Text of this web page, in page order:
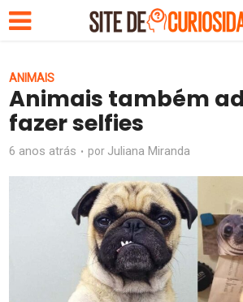
ANIMAIS
Animais também
fazer selfies
6 anos atrás por Juliana Miranda